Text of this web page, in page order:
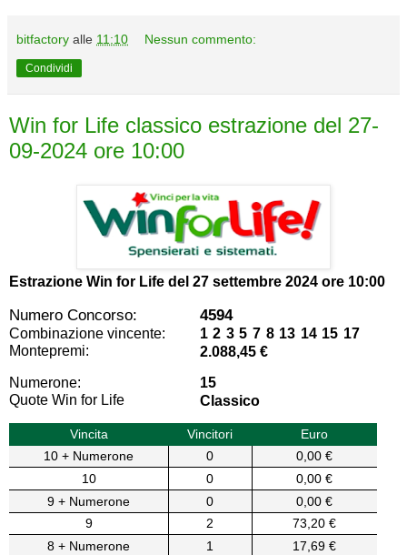
bitfactory alle 11:10 Nessun commento:
Condividi
Win for Life classico estrazione del 27-
09-2024 ore 10:00
Estrazione Win for Life del 27 settembre 2024 ore 10:00
Numero Concorso: 4594
Combinazione vincente:
1 2 3 5 7 8 13 14 15 17
Montepremi:
2.088,45 €
Numerone:
15
Quote Win for Life
Classico
Vincita Vincitori
Euro
10 + Numerone
0
0,00 €
10
0
0,00 €
9 + Numerone
0
0,00 €
9
2
73,20 €
8 + Numerone
1
17,69 €